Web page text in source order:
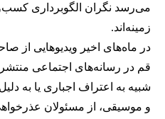
می‌رسد نگران الگوبرداری
زمینه‌اند.
در ماه‌های اخیر ویدیوهایی از
قم در رسانه‌های اجتماعی
شبیه به اعتراف اجباری یا به
و موسیقی، از مسئولان